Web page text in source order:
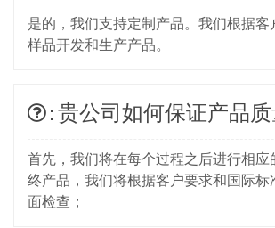
是的，我们支持定制产品。我们根据客
样品开发和生产产品。
: 贵公司如何保证产品质
首先，我们将在每个过程之后进行相应
终产品，我们将根据客户要求和国际标
面检查；